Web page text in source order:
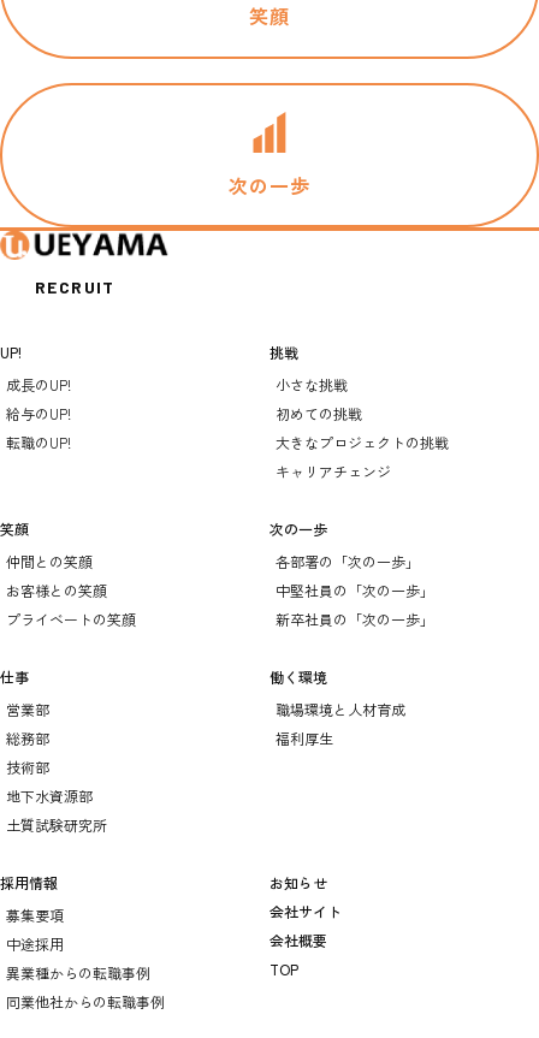
笑顔
次の一歩
RECRUIT
UP!
成長のUP!
給与のUP!
転職のUP!
挑戦
小さな挑戦
初めての挑戦
大きなプロジェクトの挑戦
キャリアチェンジ
笑顔
仲間との笑顔
お客様との笑顔
プライベートの笑顔
次の一歩
各部署の「次の一歩」
中堅社員の「次の一歩」
新卒社員の「次の一歩」
仕事
営業部
総務部
技術部
地下水資源部
土質試験研究所
働く環境
職場環境と人材育成
福利厚生
採用情報
募集要項
中途採用
異業種からの転職事例
同業他社からの転職事例
お知らせ
会社サイト
会社概要
TOP